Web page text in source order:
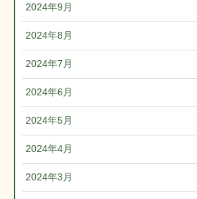
2024年9月
2024年8月
2024年7月
2024年6月
2024年5月
2024年4月
2024年3月